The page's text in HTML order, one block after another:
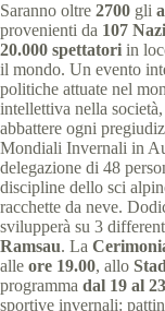
Saranno oltre 2700 gli
provenienti da 107
20.000 spettatori in
il mondo. Un evento
politiche attuate nel
intellettiva nella
abbattere ogni
Mondiali Invernali in
delegazione di 48
discipline dello sci
racchette da neve.
svilupperà su 3
Ramsau. La
alle ore 19.00, allo
programma dal 19 al
sportive invernali: